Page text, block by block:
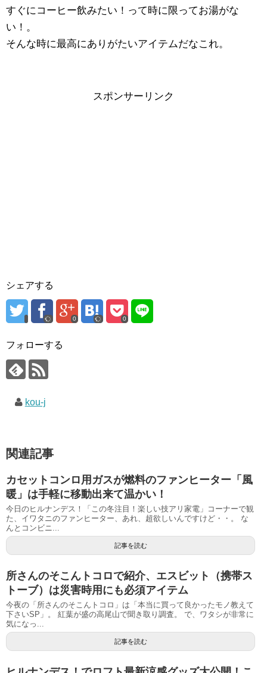
すぐにコーヒー飲みたい！って時に限ってお湯がな
い！。
そんな時に最高にありがたいアイテムだなこれ。
スポンサーリンク
シェアする
0 0
フォローする
kou-j
関連記事
カセットコンロ用ガスが燃料のファンヒーター「風
暖」は手軽に移動出来て温かい！
今日のヒルナンデス！「この冬注目！楽しい技アリ家電」コーナーで観
た、イワタニのファンヒーター、あれ、超欲しいんですけど・・。 な
んとコンビニ...
記事を読む
所さんのそこんトコロで紹介、エスビット（携帯ス
トーブ）は災害時用にも必須アイテム
今夜の「所さんのそこんトコロ」は「本当に買って良かったモノ教えて
下さいSP」。 紅葉が盛の高尾山で聞き取り調査。 で、ワタシが非常に
気になっ...
記事を読む